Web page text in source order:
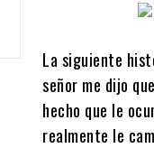
La siguiente
señor me dijo
hecho que le
realmente le